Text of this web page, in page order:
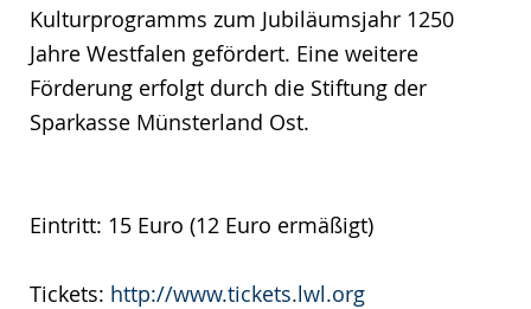
Kulturprogramms zum Jubiläumsjahr 1250
Jahre Westfalen gefördert. Eine weitere
Förderung erfolgt durch die Stiftung der
Sparkasse Münsterland Ost.
Eintritt: 15 Euro (12 Euro ermäßigt)
Tickets: http://www.tickets.lwl.org